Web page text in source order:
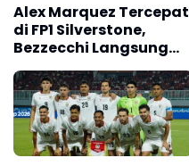
Alex Marquez Tercepat
di FP1 Silverstone,
Bezzecchi Langsung
Mengancam